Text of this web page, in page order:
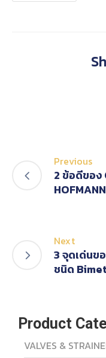
Previous
2 ข้อดีของ
HOFMANN
Next
3 จุดเด่นข
ชนิด
Product
VALVES &